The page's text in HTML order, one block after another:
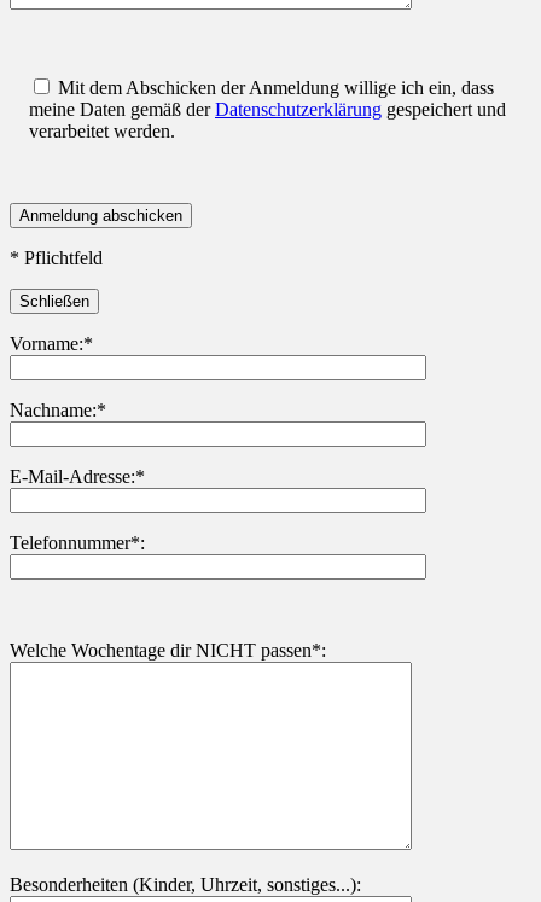
Mit dem Abschicken der Anmeldung willige ich ein, dass
meine Daten gemäß derDatenschutzerklärung gespeichert und
verarbeitet werden.
* Pflichtfeld
Schließen
Vorname:*
Nachname:*
Bitte lasse dieses Feld leer.
E-Mail-Adresse:*
Telefonnummer*:
Welche Wochentage dir NICHT passen*:
Besonderheiten (Kinder, Uhrzeit, sonstiges...):